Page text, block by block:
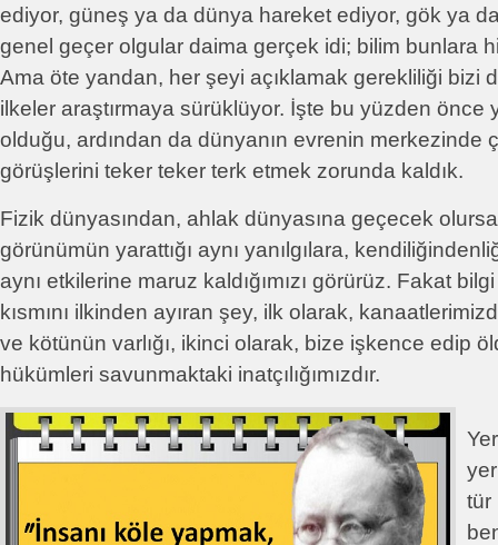
ediyor, güneş ya da dünya hareket ediyor, gök ya
genel geçer olgular daima gerçek idi; bilim bunlara
Ama öte yandan, her şeyi açıklamak gerekliliği bizi
ilkeler araştırmaya sürüklüyor. İşte bu yüzden önce
olduğu, ardından da dünyanın evrenin merkezinde
görüşlerini teker teker terk etmek zorunda kaldık.
Fizik dünyasından, ahlak dünyasına geçecek
görünümün yarattığı aynı yanılgılara,
aynı etkilerine maruz kaldığımızı görürüz. Fakat
kısmını ilkinden ayıran şey, ilk olarak,
ve kötünün varlığı, ikinci olarak, bize işkence edip
hükümleri savunmaktaki inatçılığımızdır.
tür